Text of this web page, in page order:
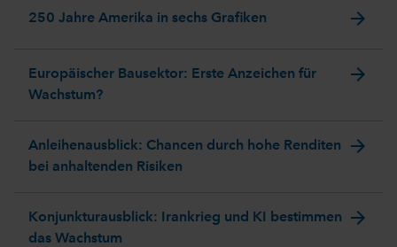
250 Jahre Amerika in sechs Grafiken arrow_forward
Europäischer Bausektor: Erste Anzeichen für
Wachstum?
arrow_forward
Anleihenausblick: Chancen durch hohe Renditen
bei anhaltenden Risiken
arrow_forward
Konjunkturausblick: Irankrieg und KI bestimmen
das Wachstum
arrow_forward